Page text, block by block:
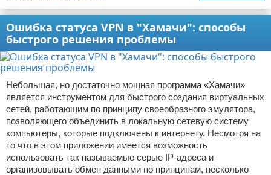
Ошибка статуса VPN в "Хамачи": способы
быстрого решения проблемы
Небольшая, но достаточно мощная программа «Хамачи»
является инструментом для быстрого создания виртуальных
сетей, работающим по принципу своеобразного эмулятора,
позволяющего объединить в локальную сетевую систему
компьютеры, которые подключены к интернету. Несмотря на
то что в этом приложении имеется возможность
использовать так называемые серые IP-адреса и
организовывать обмен данными по принципам, несколько